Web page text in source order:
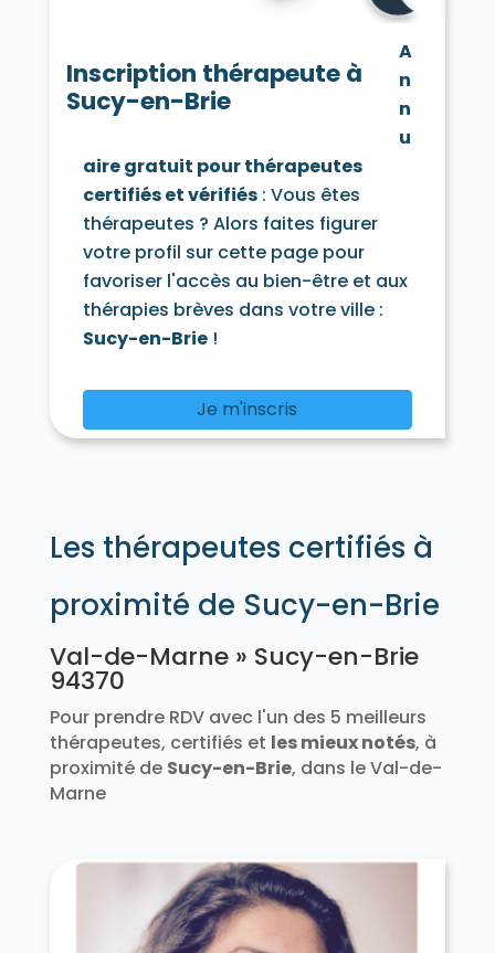
Sucy-en-Brie 94370
Valenton 94460
Villecresnes 94440
Villejuif 94800
Villeneuve-le-Roi 94290
Vincennes 94300
Vitry-sur-Seine 94400
Inscription thérapeute à
Sucy-en-Brie
A
n
n
u
aire gratuit pour thérapeutes
certifiés et vérifiés: Vous êtes
thérapeutes ? Alors faites figurer
votre profil sur cette page pour
favoriser l'accès au bien-être et aux
thérapies brèves dans votre ville :
Sucy-en-Brie!
Je m'inscris
Les thérapeutes certifiés à
proximité de Sucy-en-Brie
Val-de-Marne » Sucy-en-Brie
94370
Pour prendre RDV avec l'un des 5 meilleurs
thérapeutes, certifiés et les mieux notés, à
proximité de Sucy-en-Brie, dans le Val-de-
Marne